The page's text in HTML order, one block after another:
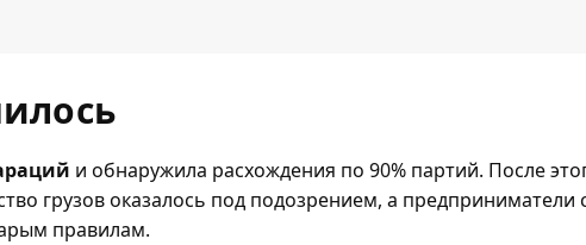
и обнаружила расхождения по 90% партий. После
грузов оказалось под подозрением, а предприниматели
правилам.